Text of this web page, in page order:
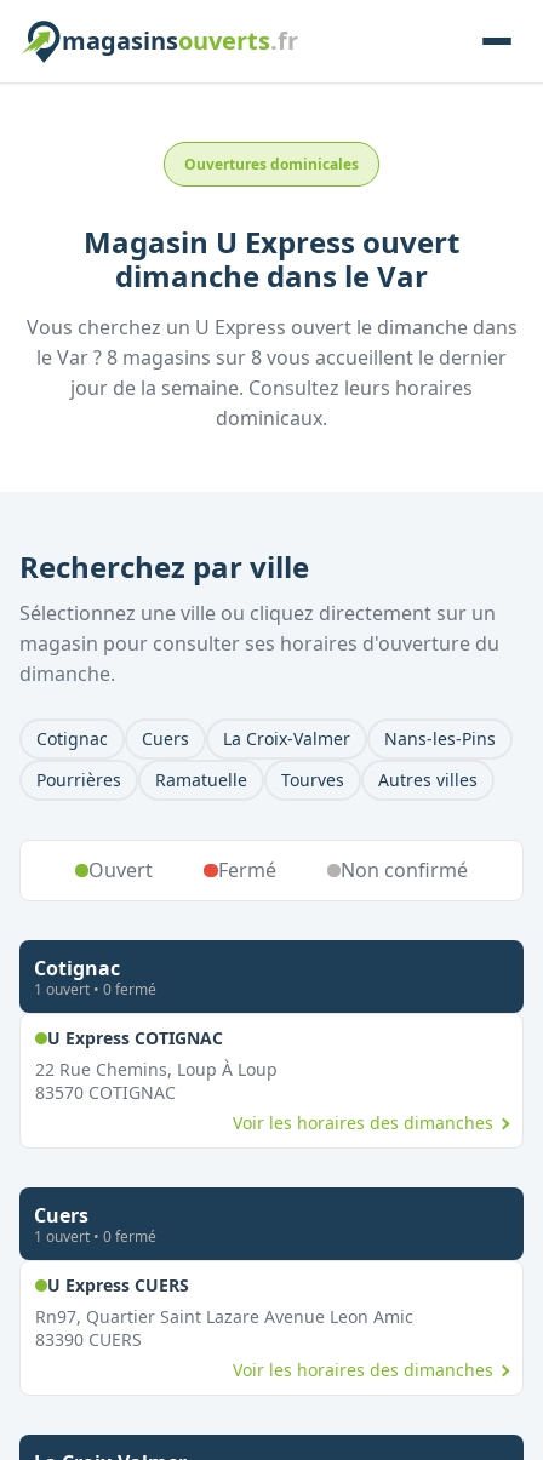
magasinsouverts.fr
Ouvertures dominicales
Magasin U Express ouvert
dimanche dans leVar
Vous cherchez un U Express ouvert le dimanche dans
leVar?8 magasins sur8vous accueillent le dernier
jour de la semaine. Consultez leurs horaires
dominicaux.
Recherchez par ville
Sélectionnez une ville ou cliquez directement sur un
magasin pour consulter ses horaires d'ouverture du
dimanche.
Cotignac Cuers La Croix-Valmer
Nans-les-Pins
Pourrières
Ramatuelle Tourves Autres villes
Ouvert Fermé Non confirmé
Cotignac
1 ouvert • 0fermé
U Express COTIGNAC,
22 Rue Chemins, Loup À Loup
83570 COTIGNAC
Voir les horaires des dimanches
Cuers
1 ouvert • 0fermé
U Express CUERS,
Rn97, Quartier Saint Lazare Avenue Leon Amic
83390 CUERS
Voir les horaires des dimanches